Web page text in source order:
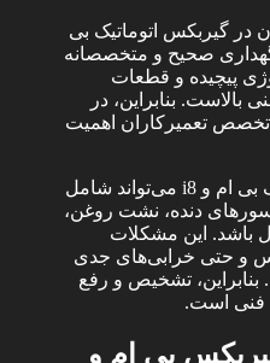
در گیربکس اتوماتیک بی
صحیح و متخصصانه
پیچیده و قطعات
بنابراین، در
تخصص تعمیرکاران اهمیت
مشکلات رایج در گیربکس اتوماتیک بی ام و i8 می‌تواند شامل
دنده، نشت روغن،
باشد. این مشکلات
و حتی خرابی‌های جدی
بنابراین، تشخیص و رفع
فنی است.
بی ام و